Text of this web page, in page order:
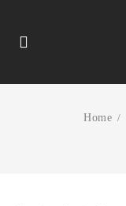
Home /